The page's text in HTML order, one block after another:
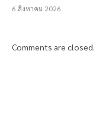
6 สิงหาคม 2026
Comments are closed.